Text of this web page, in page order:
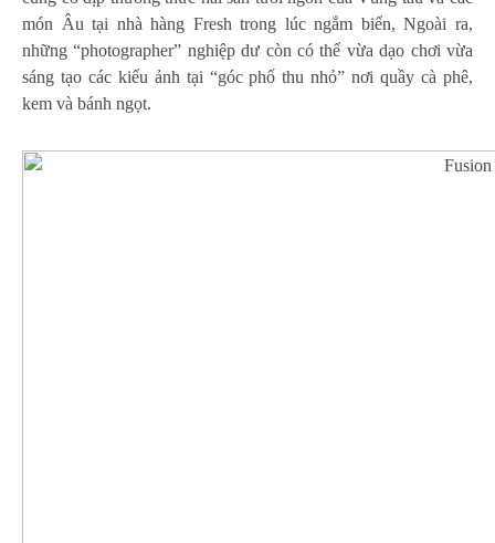
món Âu tại nhà hàng Fresh trong lúc ngắm biển, Ngoài ra,
những “photographer” nghiệp dư còn có thể vừa dạo chơi vừa
sáng tạo các kiểu ảnh tại “góc phố thu nhỏ” nơi quầy cà phê,
kem và bánh ngọt.